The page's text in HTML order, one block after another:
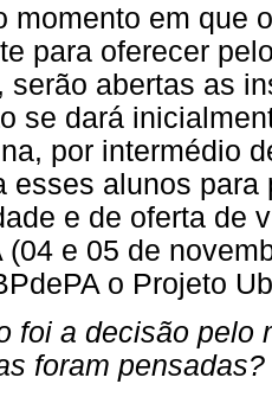
momento em que
para oferecer
serão abertas as
se dará
por intermédio
esses alunos
e de oferta de
(04 e 05 de
o Projeto
foi a decisão pelo
foram